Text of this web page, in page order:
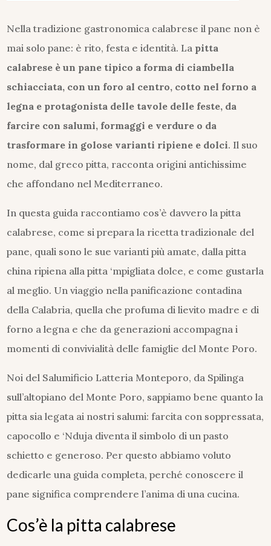
Nella tradizione gastronomica calabrese il pane non è
mai solo pane: è rito, festa e identità. La pitta
calabrese è un pane tipico a forma di ciambella
schiacciata, con un foro al centro, cotto nel forno a
legna e protagonista delle tavole delle feste, da
farcire con salumi, formaggi e verdure o da
trasformare in golose varianti ripiene e dolci. Il suo
nome, dal greco pitta, racconta origini antichissime
che affondano nel Mediterraneo.
In questa guida raccontiamo cos’è davvero la pitta
calabrese, come si prepara la ricetta tradizionale del
pane, quali sono le sue varianti più amate, dalla pitta
china ripiena alla pitta ‘mpigliata dolce, e come gustarla
al meglio. Un viaggio nella panificazione contadina
della Calabria, quella che profuma di lievito madre e di
forno a legna e che da generazioni accompagna i
momenti di convivialità delle famiglie del Monte Poro.
Noi del Salumificio Latteria Monteporo, da Spilinga
sull’altopiano del Monte Poro, sappiamo bene quanto la
pitta sia legata ai nostri salumi: farcita con soppressata,
capocollo e ‘Nduja diventa il simbolo di un pasto
schietto e generoso. Per questo abbiamo voluto
dedicarle una guida completa, perché conoscere il
pane significa comprendere l’anima di una cucina.
Cos’è la pitta calabrese